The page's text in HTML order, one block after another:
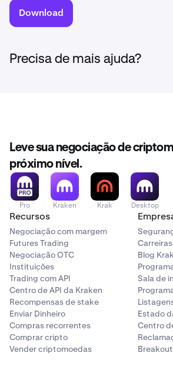
Download
Precisa de mais ajuda?
Leve sua negociação de
próximo nível.
Pro Kraken Krak Desktop
Recursos
Negociação com margem
Futures Trading
Negociação OTC
Instituições
Trading com API
Centro de API da Kraken
Recompensas de stake
Enviar Dinheiro
Compras recorrentes
Comprar cripto
Vender criptomoedas
Blog
Sala de
Estado
Centro